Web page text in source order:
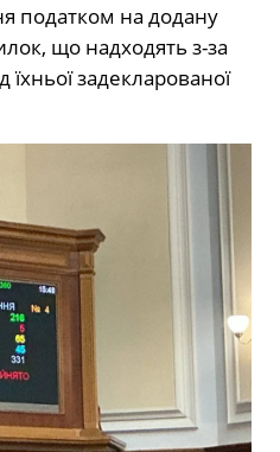
податком на додану
що надходять з-за
задекларованої